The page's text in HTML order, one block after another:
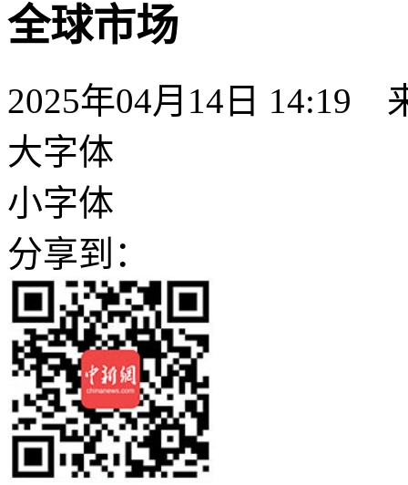
全球市场
2025年04月14日 14:19
大字体
小字体
分享到：